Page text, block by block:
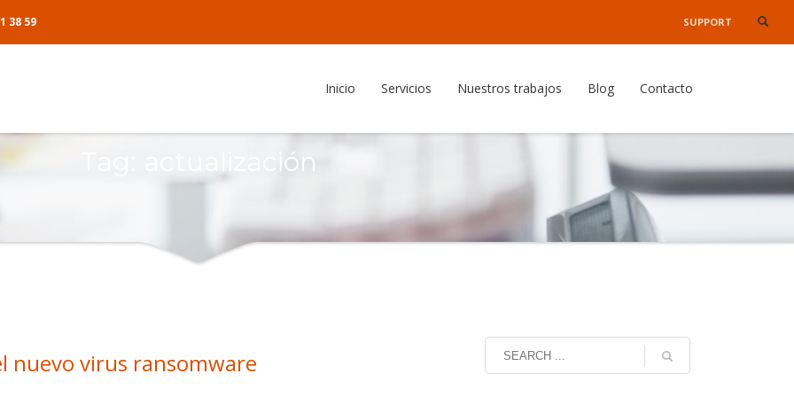
de artículos
38 59 SUPPORT
Inicio Servicios Nuestros trabajos Blog Contacto
Tag: actualización
nuevo virus ransomware